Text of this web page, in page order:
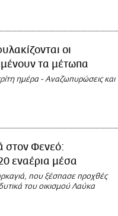
οι
τα μέτωπα
ημέρα - Αναζωπυρώσεις και
στον Φενεό:
εναέρια μέσα
που ξέσπασε προχθές
του οικισμού Λαύκα